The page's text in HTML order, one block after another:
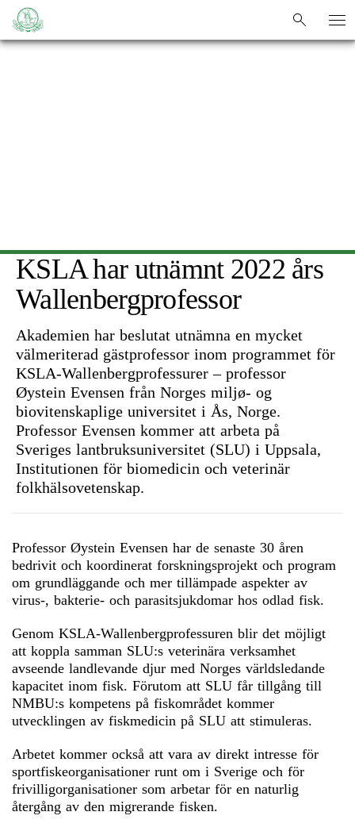
sök
sök
HEM /
KSLA har utnämnt 2022 års
Wallenbergprofessor
Akademien har beslutat utnämna en mycket
välmeriterad gästprofessor inom programmet för
KSLA-Wallenbergprofessurer – professor
Øystein Evensen från Norges miljø- og
biovitenskaplige universitet i Ås, Norge.
Professor Evensen kommer att arbeta på
Sveriges lantbruksuniversitet (SLU) i Uppsala,
Institutionen för biomedicin och veterinär
folkhälsovetenskap.
Professor Øystein Evensen har de senaste 30 åren
bedrivit och koordinerat forskningsprojekt och program
om grundläggande och mer tillämpade aspekter av
virus-, bakterie- och parasitsjukdomar hos odlad fisk.
Genom KSLA-Wallenbergprofessuren blir det möjligt
att koppla samman SLU:s veterinära verksamhet
avseende landlevande djur med Norges världsledande
kapacitet inom fisk. Förutom att SLU får tillgång till
NMBU:s kompetens på fiskområdet kommer
utvecklingen av fiskmedicin på SLU att stimuleras.
Arbetet kommer också att vara av direkt intresse för
sportfiskeorganisationer runt om i Sverige och för
frivilligorganisationer som arbetar för en naturlig
återgång av den migrerande fisken.